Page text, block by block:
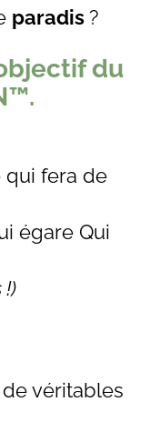
paradis ?
du
qui fera de
égare Qui
!)
véritables